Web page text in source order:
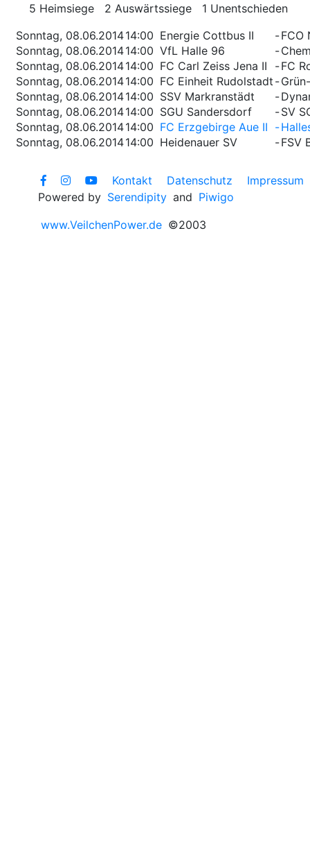
5 Heimsiege 2 Auswärtssiege 1 Unentschieden
Sonntag, 08.06.201414:00 Energie Cottbus II -FCO
Sonntag, 08.06.201414:00 VfL Halle 96 -
Sonntag, 08.06.201414:00 FC Carl Zeiss Jena II -FC
Sonntag, 08.06.201414:00 FC Einheit Rudolstadt -
Sonntag, 08.06.201414:00 SSV Markranstädt -
Sonntag, 08.06.201414:00 SGU Sandersdorf -SV
Sonntag, 08.06.201414:00 FC Erzgebirge Aue II -
Sonntag, 08.06.201414:00 Heidenauer SV -FSV
Kontakt Datenschutz
Impressum
Powered by Serendipity and Piwigo
www.VeilchenPower.de ©2003